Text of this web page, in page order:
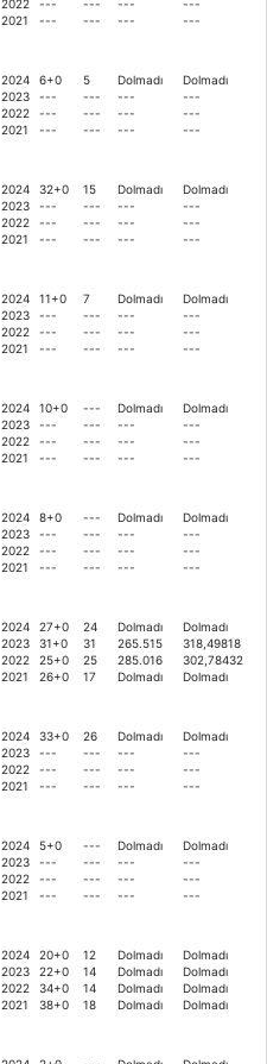
2022
2021
---
---
---
---
---
---
---
---
2024
2023
2022
2021
6+0
---
---
---
5
---
---
---
Dolmadı
---
---
---
Dolmadı
---
---
---
2024
2023
2022
2021
32+0
---
---
---
15
---
---
---
Dolmadı
---
---
---
Dolmadı
---
---
---
2024
2023
2022
2021
11+0
---
---
---
7
---
---
---
Dolmadı
---
---
---
Dolmadı
---
---
---
2024
2023
2022
2021
10+0
---
---
---
---
---
---
---
Dolmadı
---
---
---
Dolmadı
---
---
---
2024
2023
2022
2021
8+0
---
---
---
---
---
---
---
Dolmadı
---
---
---
Dolmadı
---
---
---
2024
2023
2022
2021
27+0
31+0
25+0
26+0
24
31
25
17
Dolmadı
265.515
285.016
Dolmadı
Dolmadı
318,49818
302,78432
Dolmadı
2024
2023
2022
2021
33+0
---
---
---
26
---
---
---
Dolmadı
---
---
---
Dolmadı
---
---
---
2024
2023
2022
2021
5+0
---
---
---
---
---
---
---
Dolmadı
---
---
---
Dolmadı
---
---
---
2024
2023
2022
2021
20+0
22+0
34+0
38+0
12
14
14
18
Dolmadı
Dolmadı
Dolmadı
Dolmadı
Dolmadı
Dolmadı
Dolmadı
Dolmadı